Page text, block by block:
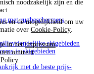
noodzakelijk zijn en die
en de mogelijkheid om uw
overCookie-Policy.
je in hetImpressum.
omtrent
.
met rugbeschermers
skigebieden
in skigebieden
met de beste prijs-